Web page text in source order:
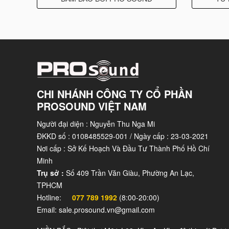
Chúng tôi đã đặt một phiếu mua hàng Serato DJ
phẩm DDJ -1000SRT đầu tiên mà
ng tôi
Pro license và mở khóa tất cả các gói mở tính
Flip và Serato Pitch ‘n Time DJ.
CÁC TÍNH NĂNG CHÍNH CỦA DDJ – 1000SRT
Tương thích với Serato DJ Pro
Bạn có thể dễ dàng sử dụng các tính năng phổ
nối với phần mềm Serato DJ Pro. Controller này
Serato Pitch ‘n Time DJ cho phép bạn sử dụng
scratch trong lúc bạn duy trì key và chất lượng âm
CHI NHÁNH CÔNG TY CỔ PHẦN
PROSOUND VIỆT NAM
Người đại diện : Nguyễn Thu Nga Mi
ĐKKD số : 0108485529-001 / Ngày cấp : 23-03-2021
Nơi cấp : Sở Kế Hoạch Và Đầu Tư Thành Phố Hồ Chí
Minh
Trụ sở : Số 409 Trần Văn Giàu, Phường An Lạc,
TPHCM
Hotline:
077 789 1992 (8:00-20:00)
Email: sale.prosound.vn@gmail.com